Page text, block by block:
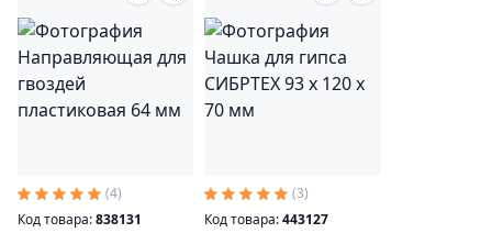
(4)
Код товара:838131
(3)
Код товара:443127